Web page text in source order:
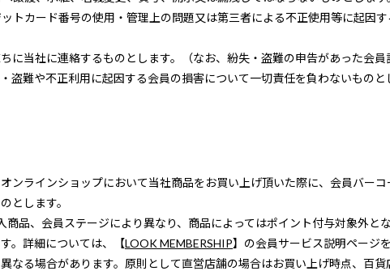
トカード番号の使用・管理上の問題又は第三者による不正使用等に起因
に当社に連絡するものとします。（なお、紛失・盗難の申告があった会
盗難や不正利用に起因する会員の損害について一切責任を負わないものと
ンラインショップにおいて当社商品をお買い上げ頂いた際に、会員バー
とします。
品、会員ステージにより異なり、商品によってはポイント付与対象外と
。詳細については、【LOOK MEMBERSHIP】の会員サービス説明ページ
なる場合があります。原則として直営店舗の場合はお買い上げ時点、百